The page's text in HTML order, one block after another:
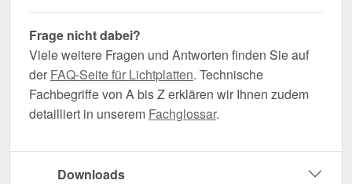
Frage nicht dabei?
Viele weitere Fragen und Antworten finden Sie auf
der FAQ-Seite für Lichtplatten. Technische
Fachbegriffe von A bis Z erklären wir Ihnen zudem
detailliert in unserem Fachglossar.
Downloads